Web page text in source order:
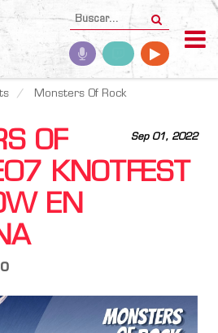
Monsters Of Rock
Sep 01, 2022
OF
KNOTFEST
EN